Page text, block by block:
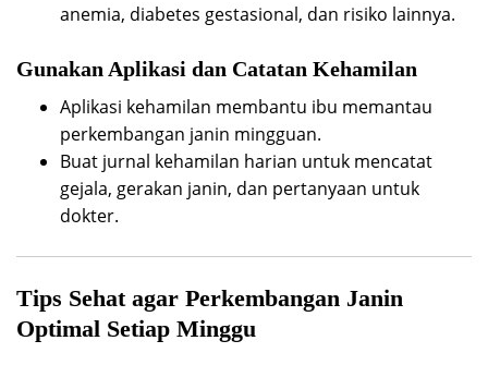
anemia, diabetes gestasional, dan risiko lainnya.
Gunakan Aplikasi dan Catatan Kehamilan
Aplikasi kehamilan membantu ibu memantau
perkembangan janin mingguan.
Buat jurnal kehamilan harian untuk mencatat
gejala, gerakan janin, dan pertanyaan untuk
dokter.
Tips Sehat agar Perkembangan Janin
Optimal Setiap Minggu